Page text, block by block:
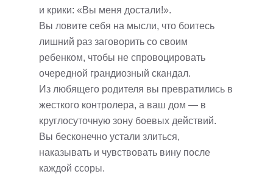
и крики: «Вы меня достали!».
Вы ловите себя на мысли, что боитесь
лишний раз заговорить со своим
ребенком, чтобы не спровоцировать
очередной грандиозный скандал.
Из любящего родителя вы превратились в
жесткого контролера, а ваш дом — в
круглосуточную зону боевых действий.
Вы бесконечно устали злиться,
наказывать и чувствовать вину после
каждой ссоры.